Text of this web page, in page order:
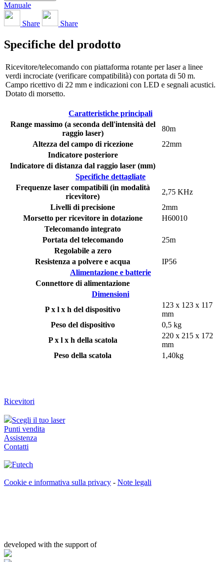
Manuale
Share Share
Specifiche del prodotto
Ricevitore/telecomando con piattaforma rotante per laser a linee
verdi incrociate (verificare compatibilità) con portata di 50 m.
Campo ricettivo di 22 mm e indicazioni con LED e segnali acustici.
Dotato di morsetto.
Caratteristiche principali
Range massimo (a seconda dell'intensità del
raggio laser)
80m
Altezza del campo di ricezione
22mm
Indicatore posteriore
Indicatore di distanza dal raggio laser (mm)
Specifiche dettagliate
Frequenze laser compatibili (in modalità
ricevitore)
2,75 KHz
Livelli di precisione
2mm
Morsetto per ricevitore in dotazione
H60010
Telecomando integrato
Portata del telecomando
25m
Regolabile a zero
Resistenza a polvere e acqua
IP56
Alimentazione e batterie
Connettore di alimentazione
Dimensioni
P x l x h del dispositivo
123 x 123 x 117
mm
Peso del dispositivo
0,5 kg
P x l x h della scatola
220 x 215 x 172
mm
Peso della scatola
1,40kg
Ricevitori
Scegli il tuo laser
Punti vendita
Assistenza
Contatti
Cookie e informativa sulla privacy - Note legali
developed with the support of